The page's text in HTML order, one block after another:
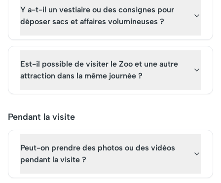
Y a-t-il un vestiaire ou des consignes pour
déposer sacs et affaires volumineuses ?
Est-il possible de visiter le Zoo et une autre
attraction dans la même journée ?
Pendant la visite
Peut-on prendre des photos ou des vidéos
pendant la visite ?